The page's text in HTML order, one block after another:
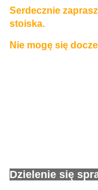
Serdecznie
stoiska.
Nie mogę się
Dzielenie się